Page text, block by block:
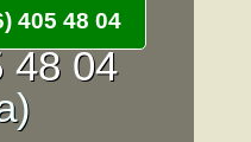
48 04
405 48 04